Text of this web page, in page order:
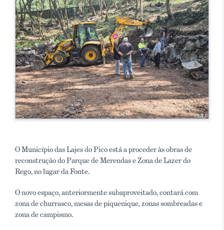
O Município das Lajes do Pico está a proceder às obras de
reconstrução do Parque de Merendas e Zona de Lazer do
Rego, no lugar da Fonte.
O novo espaço, anteriormente subaproveitado, contará com
zona de churrasco, mesas de piquenique, zonas sombreadas e
zona de campismo.